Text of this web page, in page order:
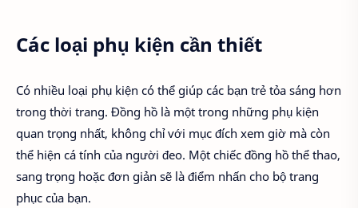
Các loại phụ kiện cần thiết
Có nhiều loại phụ kiện có thể giúp các bạn trẻ tỏa sáng hơn
trong thời trang. Đồng hồ là một trong những phụ kiện
quan trọng nhất, không chỉ với mục đích xem giờ mà còn
thể hiện cá tính của người đeo. Một chiếc đồng hồ thể thao,
sang trọng hoặc đơn giản sẽ là điểm nhấn cho bộ trang
phục của bạn.